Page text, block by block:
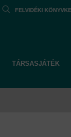
FELVIDÉKI
TÁRSASJÁTÉK